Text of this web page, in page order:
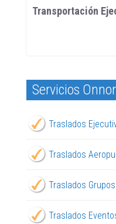
Transportación
Servicios
Traslados
Traslados
Traslados
Traslados